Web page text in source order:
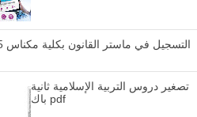
تصغير دروس التربية الإسلامية ثانية
باك pdf